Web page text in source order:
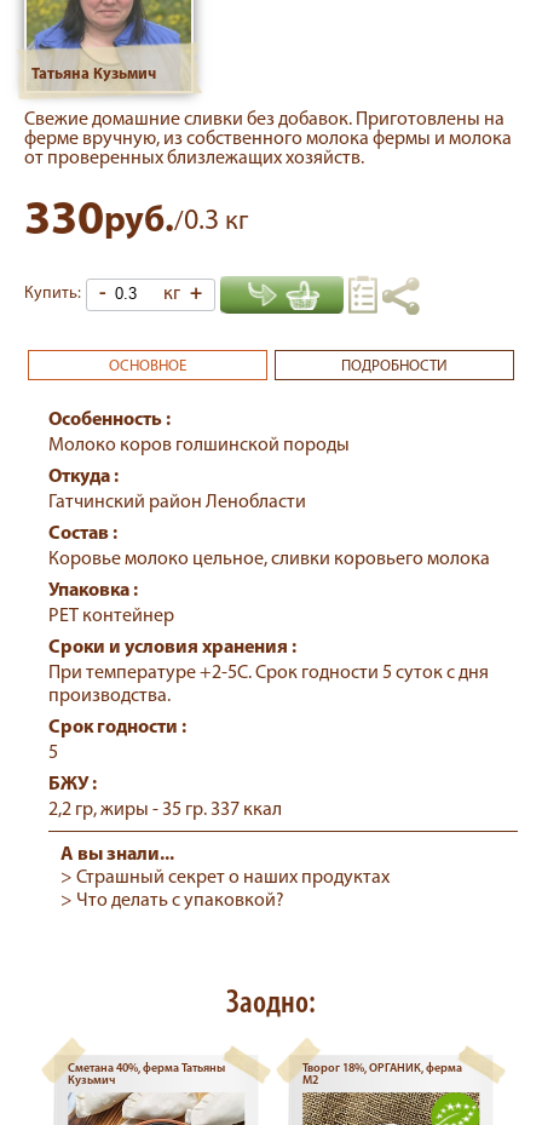
Татьяна Кузьмич
Свежие домашние сливки без добавок. Приготовлены на
ферме вручную, из собственного молока фермы и молока
от проверенных близлежащих хозяйств.
330руб./0.3 кг
Купить: - кг +
ОСНОВНОЕ ПОДРОБНОСТИ
Особенность :
Молоко коров голшинской породы
Откуда :
Гатчинский район Ленобласти
Состав :
Коровье молоко цельное, сливки коровьего молока
Упаковка :
PET контейнер
Сроки и условия хранения :
При температуре +2-5С. Срок годности 5 суток с дня
производства.
Срок годности :
5
БЖУ :
2,2 гр, жиры - 35 гр. 337 ккал
А вы знали...
> Страшный секрет о наших продуктах
> Что делать с упаковкой?
Заодно:
Сметана 40%, ферма Татьяны
Кузьмич
Творог 18%, ОРГАНИК, ферма
М2